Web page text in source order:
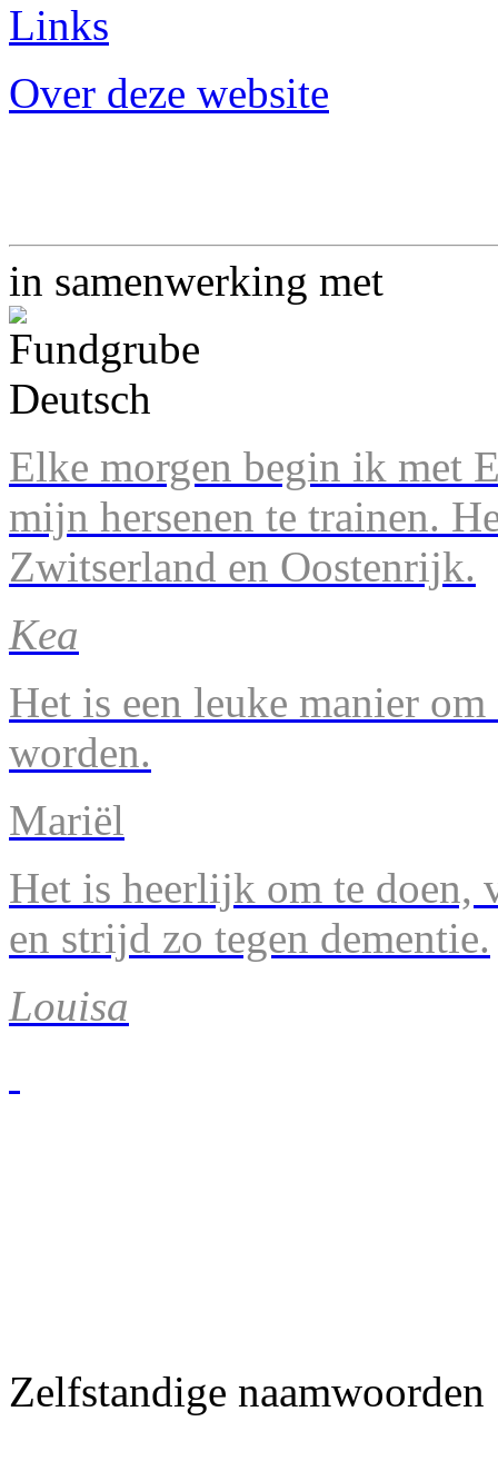
Links
Over deze website
in samenwerking met
Elke morgen begin ik met
mijn hersenen te trainen.
Zwitserland en Oostenrijk.
Kea
Het is een leuke manier
worden.
Mariël
Het is heerlijk om te doen,
en strijd zo tegen dementie.
Louisa
Zelfstandige naamwoorden